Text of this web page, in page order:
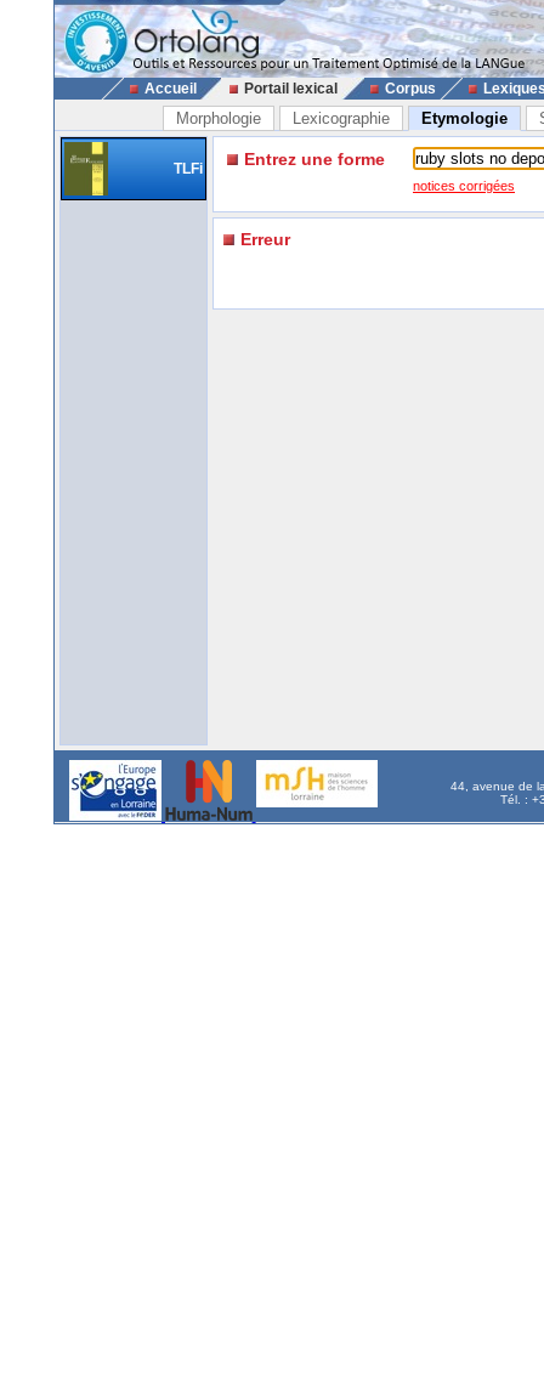
Accueil Portail lexical Corpus
Morphologie Lexicographie Etymologie
TLFi Entrez une forme
notices corrigées
Erreur
44, avenue de
Tél. :